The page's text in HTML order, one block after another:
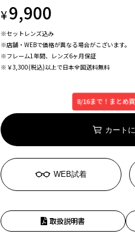
¥9,900
※セットレンズ込み
※店舗・WEBで価格が異なる場合がこざいます。
※フレーム1年間、レンズ6ヶ月保証
※￥3,300(税込)以上で日本全国送料無料
8/16まで！まとめ
カート
WEB試着
取扱説明書